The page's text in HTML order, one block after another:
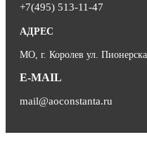
+7(495) 513-11-47
АДРЕС
МО, г. Королев ул.
E-MAIL
mail@aoconstanta.ru